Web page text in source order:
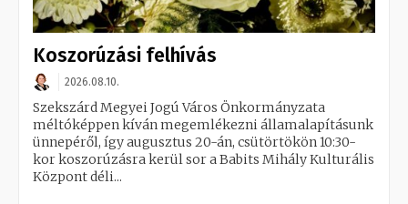
Koszorúzási felhívás
2026.08.10.
Szekszárd Megyei Jogú Város Önkormányzata
méltóképpen kíván megemlékezni államalapításunk
ünnepéről, így augusztus 20-án, csütörtökön 10:30-
kor koszorúzásra kerül sor a Babits Mihály Kulturális
Központ déli...